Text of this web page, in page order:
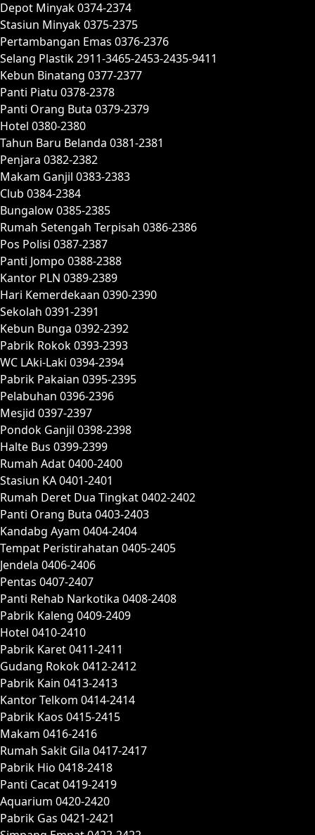
Depot Minyak 0374-2374
Stasiun Minyak 0375-2375
Pertambangan Emas 0376-2376
Selang Plastik 2911-3465-2453-2435-9411
Kebun Binatang 0377-2377
Panti Piatu 0378-2378
Panti Orang Buta 0379-2379
Hotel 0380-2380
Tahun Baru Belanda 0381-2381
Penjara 0382-2382
Makam Ganjil 0383-2383
Club 0384-2384
Bungalow 0385-2385
Rumah Setengah Terpisah 0386-2386
Pos Polisi 0387-2387
Panti Jompo 0388-2388
Kantor PLN 0389-2389
Hari Kemerdekaan 0390-2390
Sekolah 0391-2391
Kebun Bunga 0392-2392
Pabrik Rokok 0393-2393
WC LAki-Laki 0394-2394
Pabrik Pakaian 0395-2395
Pelabuhan 0396-2396
Mesjid 0397-2397
Pondok Ganjil 0398-2398
Halte Bus 0399-2399
Rumah Adat 0400-2400
Stasiun KA 0401-2401
Rumah Deret Dua Tingkat 0402-2402
Panti Orang Buta 0403-2403
Kandabg Ayam 0404-2404
Tempat Peristirahatan 0405-2405
Jendela 0406-2406
Pentas 0407-2407
Panti Rehab Narkotika 0408-2408
Pabrik Kaleng 0409-2409
Hotel 0410-2410
Pabrik Karet 0411-2411
Gudang Rokok 0412-2412
Pabrik Kain 0413-2413
Kantor Telkom 0414-2414
Pabrik Kaos 0415-2415
Makam 0416-2416
Rumah Sakit Gila 0417-2417
Pabrik Hio 0418-2418
Panti Cacat 0419-2419
Aquarium 0420-2420
Pabrik Gas 0421-2421